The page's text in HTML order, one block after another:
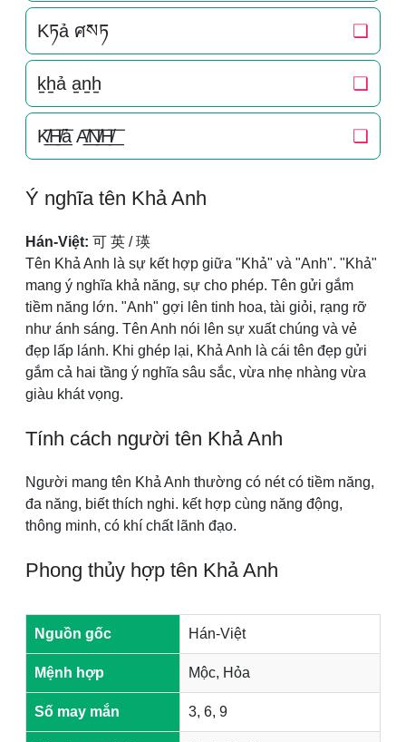
Kཏả ศསཏ ❏
k̠h̠ả a̠n̠h̠ ❏
K̸͟͞H̸͟͞ả A̸͟͞N̸͟͞H̸͟͞ ❏
Ý nghĩa tên Khả Anh
Hán-Việt: 可 英 / 瑛
Tên Khả Anh là sự kết hợp giữa "Khả" và "Anh". "Khả"
mang ý nghĩa khả năng, sự cho phép. Tên gửi gắm
tiềm năng lớn. "Anh" gợi lên tinh hoa, tài giỏi, rạng rỡ
như ánh sáng. Tên Anh nói lên sự xuất chúng và vẻ
đẹp lấp lánh. Khi ghép lại, Khả Anh là cái tên đẹp gửi
gắm cả hai tầng ý nghĩa sâu sắc, vừa nhẹ nhàng vừa
giàu khát vọng.
Tính cách người tên Khả Anh
Người mang tên Khả Anh thường có nét có tiềm năng,
đa năng, biết thích nghi. kết hợp cùng năng động,
thông minh, có khí chất lãnh đạo.
Phong thủy hợp tên Khả Anh
Nguồn gốc Hán-Việt
Mệnh hợp Mộc, Hỏa
Số may mắn 3, 6, 9